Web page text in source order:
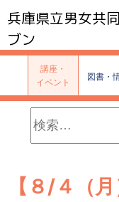
兵庫県立男女共
ブン
講座・
イベント
図書・
索:
【８/４（